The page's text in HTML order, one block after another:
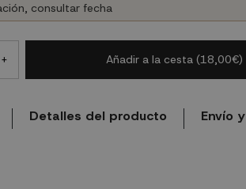
consultar fecha
+ Añadir a la cesta (18,00€)
Detalles del producto Envío